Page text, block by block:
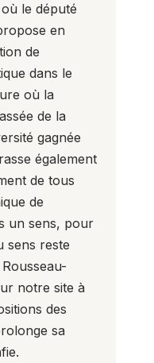
le député
en
de
dans le
où la
de la
gagnée
également
de tous
de
un sens, pour
sens reste
notre site à
des
sa